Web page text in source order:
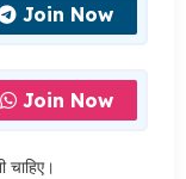
Join Now
Join Now